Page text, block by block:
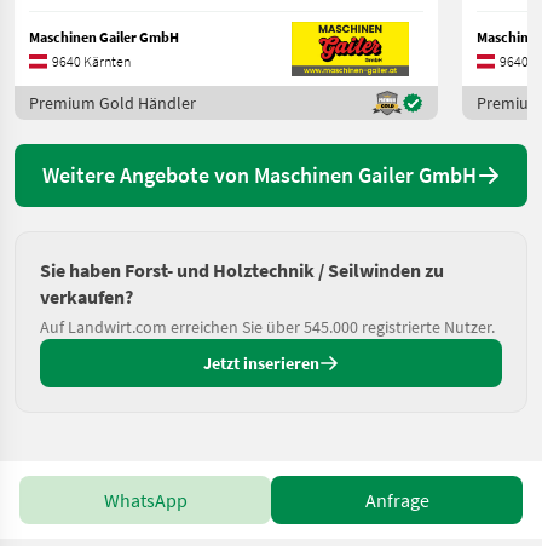
Maschinen Gailer GmbH
9640 Kärnten
Premium Gold Händler
9640
Weitere Angebote von Maschinen Gailer GmbH
Sie haben Forst- und Holztechnik / Seilwinden zu
verkaufen?
Auf Landwirt.com erreichen Sie über 545.000 registrierte Nutzer.
Jetzt inserieren
WhatsApp Anfrage